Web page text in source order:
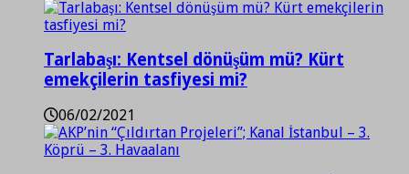
Tarlabaşı: Kentsel dönüşüm mü? Kürt
emekçilerin tasfiyesi mi?
06/02/2021